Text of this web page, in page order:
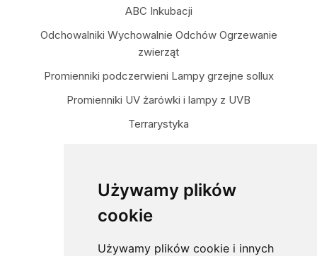
Używamy plików
cookie
Używamy plików cookie i innych
ABC Inkubacji
Odchowalniki Wychowalnie Odchów Ogrzewanie
zwierząt
Promienniki podczerwieni Lampy grzejne sollux
Promienniki UV żarówki i lampy z UVB
Terrarystyka
Dane kontaktowe
darewit.pl
ul. Licealna 81